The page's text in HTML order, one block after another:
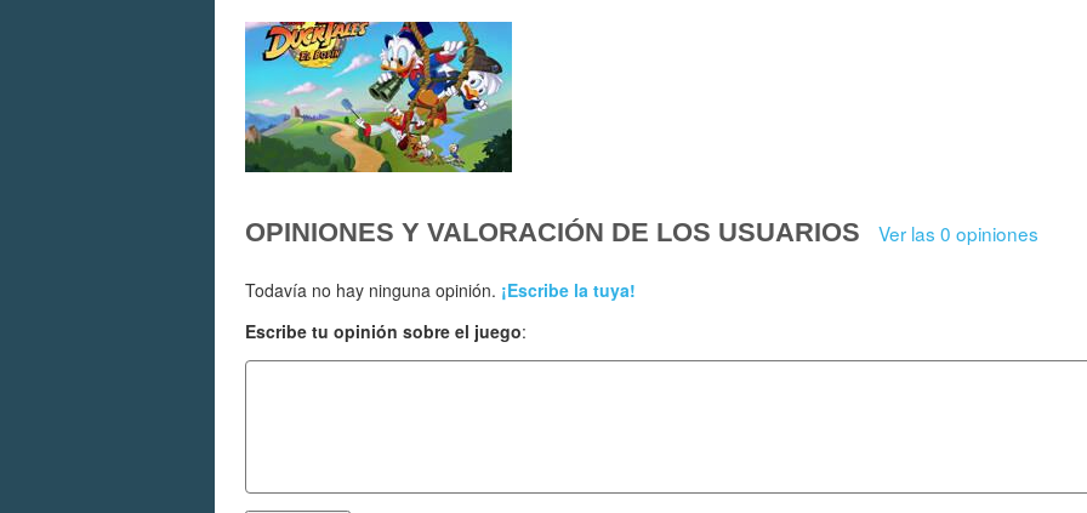
OPINIONES Y VALORACIÓN DE LOS USUARIOS Ver las 0 opiniones
Todavía no hay ninguna opinión. ¡Escribe la tuya!
Escribe tu opinión sobre el juego: